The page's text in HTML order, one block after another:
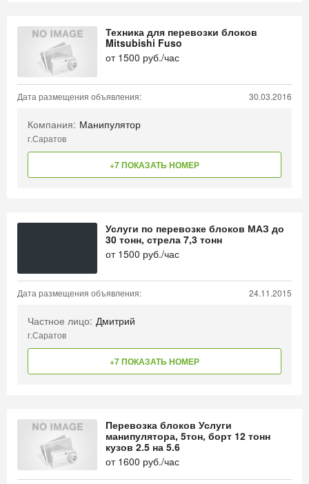
Техника для перевозки блоков
Mitsubishi Fuso
от 1500 руб./час
Дата размещения объявления: 30.03.2016
Компания: Манипулятор
г.Саратов
+7 ПОКАЗАТЬ НОМЕР
Услуги по перевозке блоков МАЗ до
30 тонн, стрела 7,3 тонн
от 1500 руб./час
Дата размещения объявления: 24.11.2015
Частное лицо: Дмитрий
г.Саратов
+7 ПОКАЗАТЬ НОМЕР
Перевозка блоков Услуги
манипулятора, 5тон, борт 12 тонн
кузов 2.5 на 5.6
от 1600 руб./час